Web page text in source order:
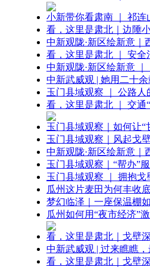
小新带你看肃南 ｜ 祁连
看，这里是肃北｜边陲
中新观陇·新区绘新意｜
看，这里是肃北 ｜ 安全
中新观陇·新区绘新意
中新武威观 | 她用二十
玉门县域观察 ｜ 公路人
看，这里是肃北 ｜ 交通
玉门县域观察｜如何让“
玉门县域观察｜风起戈
中新观陇·新区绘新意｜
玉门县域观察｜“帮办”
玉门县域观察 ｜ 拥抱
瓜州这片麦田为何丰收
梦幻临泽｜一座保温棚
瓜州如何用“夜市经济”
看，这里是肃北｜戈壁
中新武威观 | 过来瞧瞧
看，这里是肃北｜戈壁